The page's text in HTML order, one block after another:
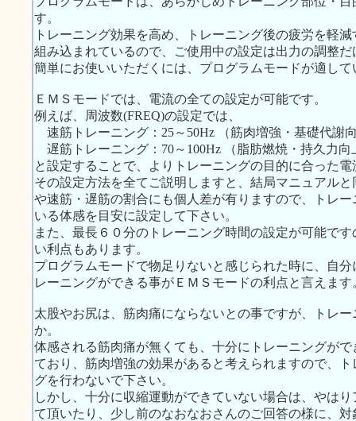
す。
トレーニング効果を高め、トレーニング後の疲労を軽
組み込まれているので、ご使用中の設定は出力の調整だ
簡単にお使いいただくには、プログラムモードが適して
ＥＭＳモードでは、電流の全ての設定が可能です。
例えば、周波数(FREQ)の設定では、
速筋トレーニング：25～50Hz （筋肉増強・基礎代謝
遅筋トレーニング：70～100Hz （脂肪燃焼・持久力向
と設定することで、よりトレーニングの目的に合った
その設定方法を全てご説明しますと、結局マニュアル
や速筋・遅筋の割合にも個人差が有りますので、トレ
いる体感を目安に設定して下さい。
また、最長６０分のトレーニング時間の設定が可能で
い利点もあります。
プログラムモードで物足りないと感じられた時に、自
レーニングができる事がＥＭＳモードの利点と言えます
太股やお尻は、筋肉痛にならないとの事ですが、トレ
か。
体感される筋肉痛が無くても、十分にトレーニングが
ており、筋肉増強の効果があると考えられますので、
グを行わないで下さい。
しかし、十分に収縮運動ができていない場合は、やは
て頂いたり、少し前のなおなおさんのご回答の様に、